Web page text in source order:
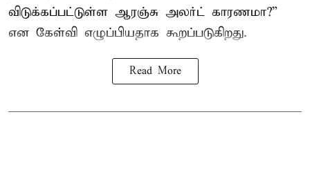
விடுக்கப்பட்டுள்ள ஆரஞ்சு அலர்ட் காரணமா?”
என கேள்வி எழுப்பியதாக கூறப்படுகிறது.
Read More